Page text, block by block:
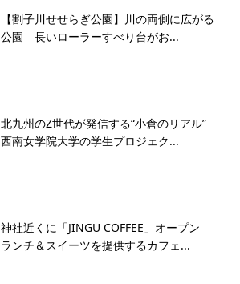
【割子川せせらぎ公園】川の両側に広がる
公園 長いローラーすべり台がお...
北九州のZ世代が発信する“小倉のリアル”
西南女学院大学の学生プロジェク...
神社近くに「JINGU COFFEE」オープン
ランチ＆スイーツを提供するカフェ...